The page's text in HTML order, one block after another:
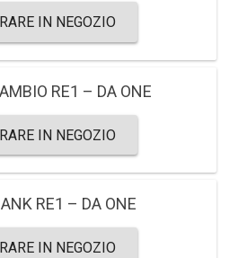
IN NEGOZIO
RE1 – DA ONE
IN NEGOZIO
RE1 – DA ONE
IN NEGOZIO